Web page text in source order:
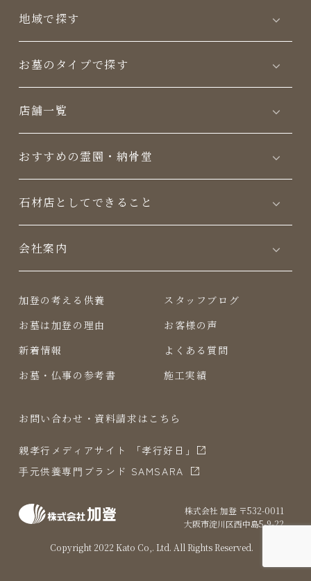
地域で探す
お墓のタイプで探す
店舗一覧
おすすめの霊園・納骨堂
⽯材店としてできること
会社案内
加登の考える供養
お墓は加登の理由
新着情報
お墓・仏事の参考書
スタッフブログ
お客様の声
よくある質問
施工実績
お問い合わせ・資料請求はこちら
親孝行メディアサイト 「孝行好日」
⼿元供養専⾨ブランド SAMSARA
株式会社 加登 〒532-0011
⼤阪市淀川区⻄中島5-9-22
Copyright 2022 Kato Co,. Ltd. All Rights Reserved.